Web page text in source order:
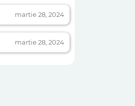
martie 28, 2024
martie 28, 2024